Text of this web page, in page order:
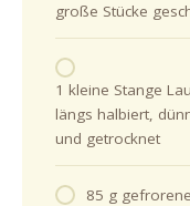
große Stücke
1 kleine Stange
längs halbiert,
und getrocknet
85 g